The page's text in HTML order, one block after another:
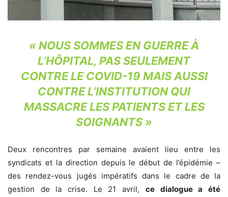
« NOUS SOMMES EN GUERRE À
L’HÔPITAL, PAS SEULEMENT
CONTRE LE COVID-19 MAIS AUSSI
CONTRE L’INSTITUTION QUI
MASSACRE LES PATIENTS ET LES
SOIGNANTS»
Deux rencontres par semaine avaient lieu entre les
syndicats et la direction depuis le début de l’épidémie –
des rendez-vous jugés impératifs dans le cadre de la
gestion de la crise. Le 21 avril, ce dialogue a été